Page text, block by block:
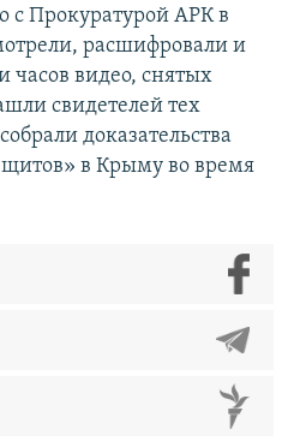
с Прокуратурой АРК в
расшифровали и
часов видео, снятых
свидетелей тех
доказательства
в Крыму во время